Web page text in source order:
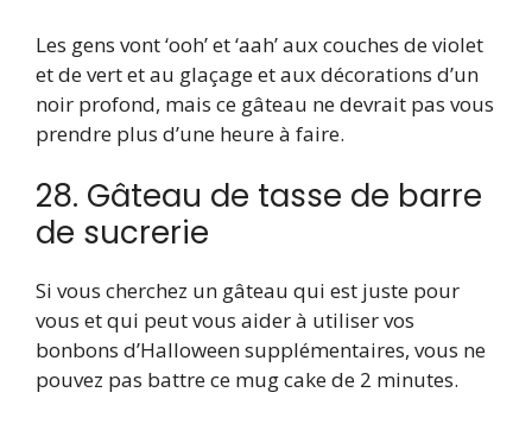
Les gens vont ‘ooh’ et ‘aah’ aux couches de violet
et de vert et au glaçage et aux décorations d’un
noir profond, mais ce gâteau ne devrait pas vous
prendre plus d’une heure à faire.
28. Gâteau de tasse de barre
de sucrerie
Si vous cherchez un gâteau qui est juste pour
vous et qui peut vous aider à utiliser vos
bonbons d’Halloween supplémentaires, vous ne
pouvez pas battre ce mug cake de 2 minutes.